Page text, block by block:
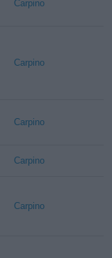
Carpino
Carpino
Carpino
Carpino
Carpino